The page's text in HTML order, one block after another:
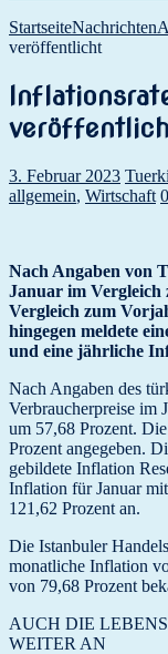
StartseiteNachrichten
veröffentlicht
3. Februar 2023
allgemein, Wirtschaft 0
Nach Angaben von
Januar im Vergleich
Vergleich zum
hingegen meldete
und eine jährliche
Nach Angaben des
Verbraucherpreise im
um 57,68 Prozent.
Prozent angegeben.
gebildete Inflation
Inflation für Januar
121,62 Prozent an.
Die Istanbuler
monatliche Inflation
von 79,68 Prozent
AUCH DIE
WEITER AN